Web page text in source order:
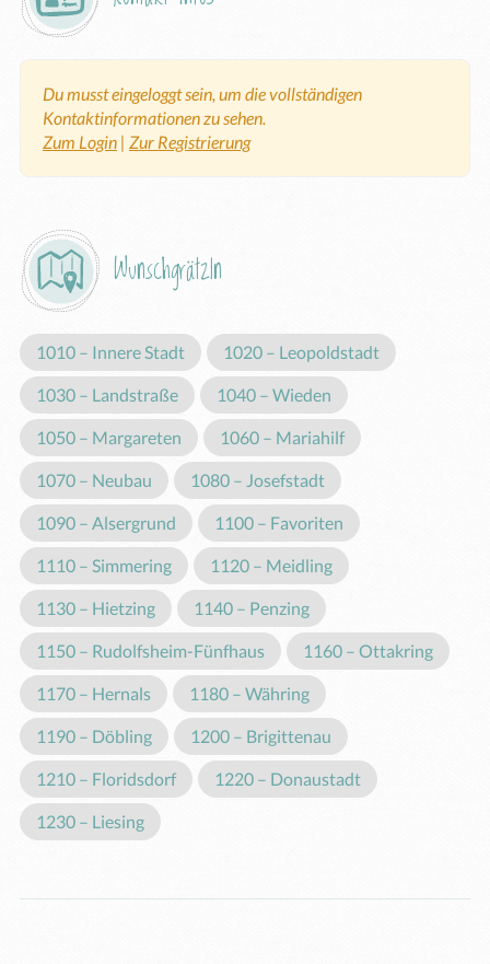
Du musst eingeloggt sein, um die vollständigen
Kontaktinformationen zu sehen.
Zum Login | Zur Registrierung
Wunschgrätzln
1010 – Innere Stadt 1020 – Leopoldstadt
1030 – Landstraße 1040 – Wieden
1050 – Margareten 1060 – Mariahilf
1070 – Neubau 1080 – Josefstadt
1090 – Alsergrund 1100 – Favoriten
1110 – Simmering 1120 – Meidling
1130 – Hietzing 1140 – Penzing
1150 – Rudolfsheim-Fünfhaus 1160 – Ottakring
1170 – Hernals 1180 – Währing
1190 – Döbling 1200 – Brigittenau
1210 – Floridsdorf 1220 – Donaustadt
1230 – Liesing